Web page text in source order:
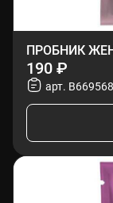
ПРОБНИК
190 ₽
арт.